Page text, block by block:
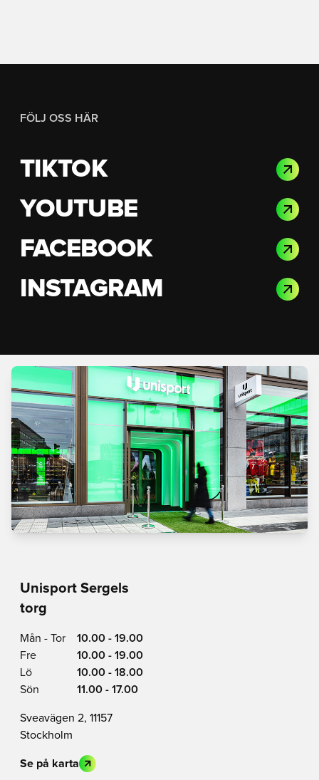
FÖLJ OSS HÄR
TIKTOK
YOUTUBE
FACEBOOK
INSTAGRAM
Unisport Sergels
torg
Mån - Tor
10.00 - 19.00
Fre
10.00 - 19.00
Lö
10.00 - 18.00
Sön
11.00 - 17.00
Sveavägen 2, 11157
Stockholm
Se på karta